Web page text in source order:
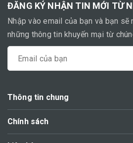
ĐĂNG KÝ NHẬN TIN MỚI TỪ
Nhập vào email của bạn và bạn
những thông tin khuyến mại từ
Thông tin chung
Chính sách